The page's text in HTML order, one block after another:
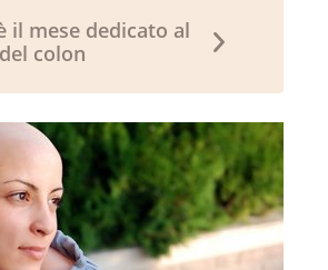
il mese dedicato al
colon